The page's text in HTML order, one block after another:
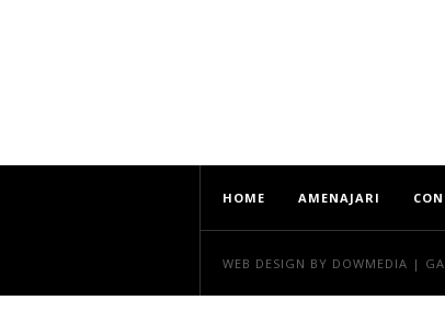
HOME AMENAJARI
WEB DESIGN BY DOWMEDIA |